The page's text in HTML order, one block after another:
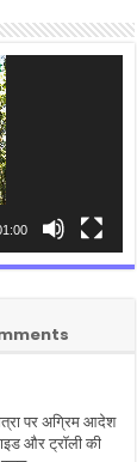
पर अग्रिम आदेश
और ट्रॉली की